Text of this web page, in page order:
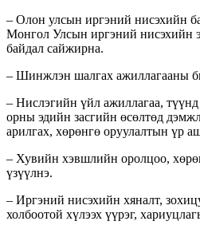
– Олон улсын иргэний нисэхийн
Монгол Улсын иргэний нисэхийн
байдал сайжирна.
– Шинжлэн шалгах ажиллагааны
– Нислэгийн үйл ажиллагаа,
орны эдийн засгийн өсөлтөд
арилгах, хөрөнгө оруулалтын үр
– Хувийн хэвшлийн оролцоо,
үзүүлнэ.
– Иргэний нисэхийн хяналт,
холбоотой хүлээх үүрэг,